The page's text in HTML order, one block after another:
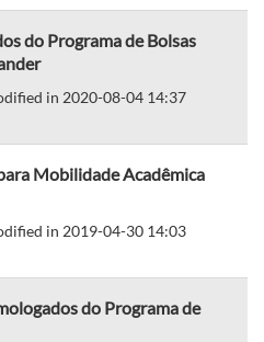
do Programa de Bolsas
in 2020-08-04 14:37
Mobilidade Acadêmica
in 2019-04-30 14:03
do Programa de